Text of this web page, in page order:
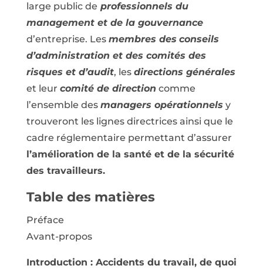
large public de professionnels du
management et de la gouvernance
d’entreprise. Les membres des conseils
d’administration et des comités des
risques et d’audit, les directions générales
et leur comité de direction comme
l’ensemble des managers opérationnels y
trouveront les lignes directrices ainsi que le
cadre réglementaire permettant d’assurer
l’amélioration de la santé et de la sécurité
des travailleurs.
Table des matières
Préface
Avant-propos
Introduction : Accidents du travail, de quoi